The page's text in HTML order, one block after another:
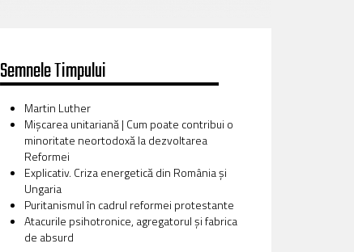
Semnele Timpului
Martin Luther
Mișcarea unitariană | Cum poate contribui o
minoritate neortodoxă la dezvoltarea
Reformei
Explicativ. Criza energetică din România și
Ungaria
Puritanismul în cadrul reformei protestante
Atacurile psihotronice, agregatorul și fabrica
de absurd